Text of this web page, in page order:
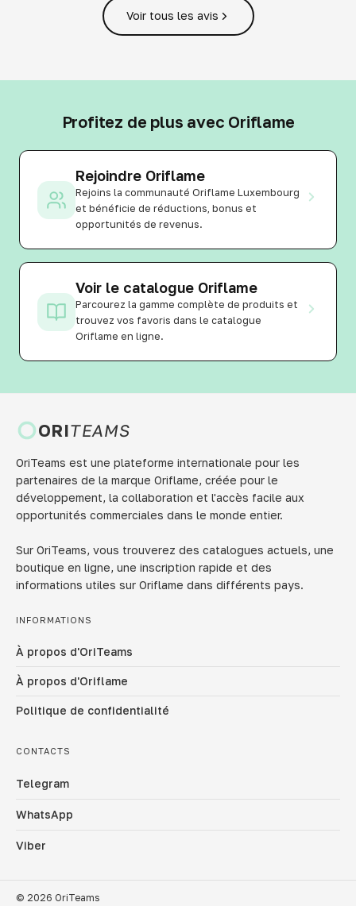
Voir tous les avis
Profitez de plus avec Oriflame
Rejoindre Oriflame
Rejoins la communauté Oriflame Luxembourg
et bénéficie de réductions, bonus et
opportunités de revenus.
Voir le catalogue Oriflame
Parcourez la gamme complète de produits et
trouvez vos favoris dans le catalogue
Oriflame en ligne.
ORITEAMS
OriTeams est une plateforme internationale pour les
partenaires de la marque Oriflame, créée pour le
développement, la collaboration et l'accès facile aux
opportunités commerciales dans le monde entier.
Sur OriTeams, vous trouverez des catalogues actuels, une
boutique en ligne, une inscription rapide et des
informations utiles sur Oriflame dans différents pays.
INFORMATIONS
À propos d'OriTeams
À propos d'Oriflame
Politique de confidentialité
CONTACTS
Telegram
WhatsApp
Viber
© 2026 OriTeams